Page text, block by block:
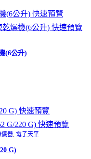
快速預覽
快速預覽
(6公升)
快速預覽
快速預覽
儀器, 電子天平
G)